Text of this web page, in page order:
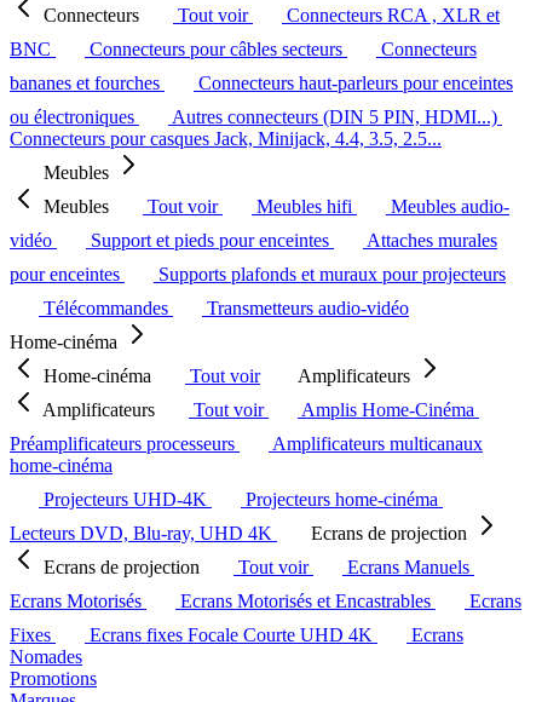
Connecteurs
Tout voir
Connecteurs RCA , XLR et
BNC
Connecteurs pour câbles secteurs
Connecteurs
bananes et fourches
Connecteurs haut-parleurs pour enceintes
ou électroniques
Autres connecteurs (DIN 5 PIN, HDMI...)
Connecteurs pour casques Jack, Minijack, 4.4, 3.5, 2.5...
Meubles
Meubles
Tout voir Meubles hifi
Meubles audio-
vidéo
Support et pieds pour enceintes
Attaches murales
pour enceintes
Supports plafonds et muraux pour projecteurs
Télécommandes
Transmetteurs audio-vidéo
Home-cinéma
Home-cinéma
Tout voir
Amplificateurs
Amplificateurs
Tout voir
Amplis Home-Cinéma
Préamplificateurs processeurs
Amplificateurs multicanaux
home-cinéma
Projecteurs UHD-4K
Projecteurs home-cinéma
Lecteurs DVD, Blu-ray, UHD 4K
Ecrans de projection
Ecrans de projection
Tout voir
Ecrans Manuels
Ecrans Motorisés
Ecrans Motorisés et Encastrables
Ecrans
Fixes
Ecrans fixes Focale Courte UHD 4K
Ecrans
Nomades
Promotions